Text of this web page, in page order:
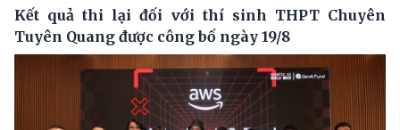
Kết quả thi lại đối với thí sinh THPT Chuyên
Tuyên Quang được công bố ngày 19/8